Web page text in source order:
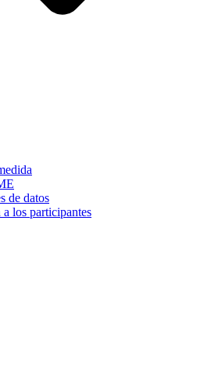
de datos
los participantes